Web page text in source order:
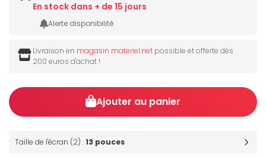
En stock dans + de 15 jours
Alerte disponibilité
Livraison en magasin materiel.net possible et offerte dès
200 euros d'achat !
Ajouter au panier
Taille de l'écran (2) :13 pouces